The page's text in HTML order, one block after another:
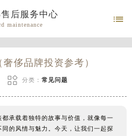
后服务中心
maintenance

侈品牌投资参考）
 分类： 常见问题
承载着独特的故事与价值，就像每一
的风情与魅力。今天，让我们一起探